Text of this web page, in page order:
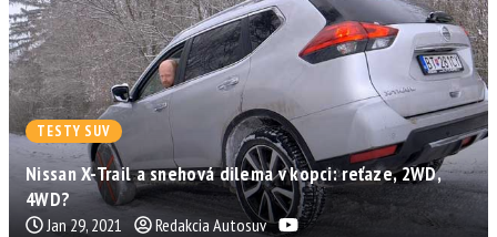
TESTY SUV
Nissan X-Trail a snehová dilema v kopci: reťaze, 2WD,
4WD?
Jan 29, 2021 Redakcia Autosuv